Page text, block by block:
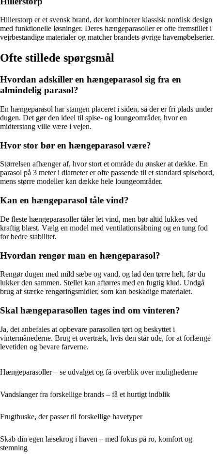
Hillerstorp er et svensk brand, der kombinerer klassisk nordisk design
med funktionelle løsninger. Deres hængeparasoller er ofte fremstillet i
vejrbestandige materialer og matcher brandets øvrige havemøbelserier.
Ofte stillede spørgsmål
Hvordan adskiller en hængeparasol sig fra en
almindelig parasol?
En hængeparasol har stangen placeret i siden, så der er fri plads under
dugen. Det gør den ideel til spise- og loungeområder, hvor en
midterstang ville være i vejen.
Hvor stor bør en hængeparasol være?
Størrelsen afhænger af, hvor stort et område du ønsker at dække. En
parasol på 3 meter i diameter er ofte passende til et standard spisebord,
mens større modeller kan dække hele loungeområder.
Kan en hængeparasol tåle vind?
De fleste hængeparasoller tåler let vind, men bør altid lukkes ved
kraftig blæst. Vælg en model med ventilationsåbning og en tung fod
for bedre stabilitet.
Hvordan rengør man en hængeparasol?
Rengør dugen med mild sæbe og vand, og lad den tørre helt, før du
lukker den sammen. Stellet kan aftørres med en fugtig klud. Undgå
brug af stærke rengøringsmidler, som kan beskadige materialet.
Skal hængeparasollen tages ind om vinteren?
Ja, det anbefales at opbevare parasollen tørt og beskyttet i
vintermånederne. Brug et overtræk, hvis den står ude, for at forlænge
levetiden og bevare farverne.
Hængeparasoller – se udvalget og få overblik over mulighederne
Vandslanger fra forskellige brands – få et hurtigt indblik
Frugtbuske, der passer til forskellige havetyper
Skab din egen læsekrog i haven – med fokus på ro, komfort og
stemning